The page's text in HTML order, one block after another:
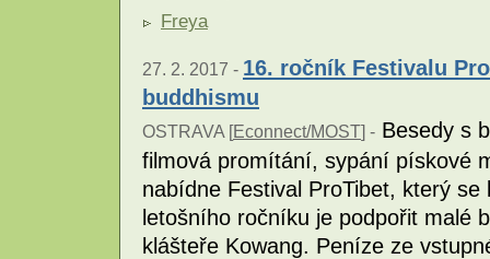
Freya
27. 2. 2017 - 16. ročník Festivalu
buddhismu
OSTRAVA [Econnect/MOST] - Besedy s
filmová promítání, sypání pískové
nabídne Festival ProTibet, který
letošního ročníku je podpořit malé
klášteře Kowang. Peníze ze